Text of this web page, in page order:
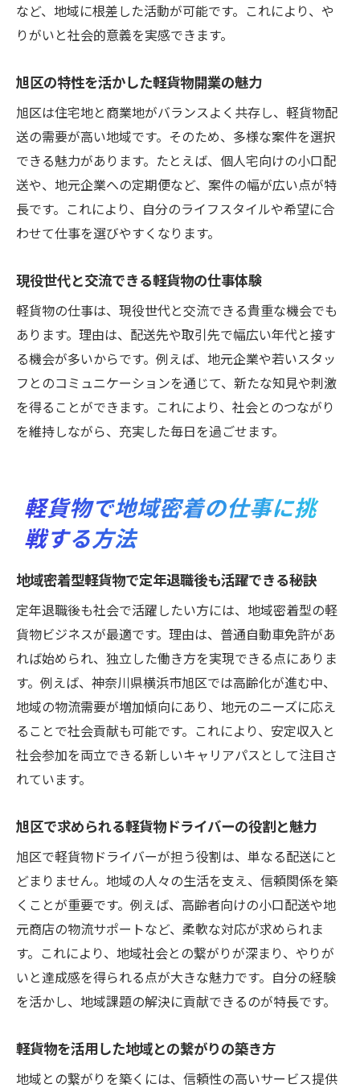
など、地域に根差した活動が可能です。これにより、や
りがいと社会的意義を実感できます。
旭区の特性を活かした軽貨物開業の魅力
旭区は住宅地と商業地がバランスよく共存し、軽貨物配
送の需要が高い地域です。そのため、多様な案件を選択
できる魅力があります。たとえば、個人宅向けの小口配
送や、地元企業への定期便など、案件の幅が広い点が特
長です。これにより、自分のライフスタイルや希望に合
わせて仕事を選びやすくなります。
現役世代と交流できる軽貨物の仕事体験
軽貨物の仕事は、現役世代と交流できる貴重な機会でも
あります。理由は、配送先や取引先で幅広い年代と接す
る機会が多いからです。例えば、地元企業や若いスタッ
フとのコミュニケーションを通じて、新たな知見や刺激
を得ることができます。これにより、社会とのつながり
を維持しながら、充実した毎日を過ごせます。
軽貨物で地域密着の仕事に挑
戦する方法
地域密着型軽貨物で定年退職後も活躍できる秘訣
定年退職後も社会で活躍したい方には、地域密着型の軽
貨物ビジネスが最適です。理由は、普通自動車免許があ
れば始められ、独立した働き方を実現できる点にありま
す。例えば、神奈川県横浜市旭区では高齢化が進む中、
地域の物流需要が増加傾向にあり、地元のニーズに応え
ることで社会貢献も可能です。これにより、安定収入と
社会参加を両立できる新しいキャリアパスとして注目さ
れています。
旭区で求められる軽貨物ドライバーの役割と魅力
旭区で軽貨物ドライバーが担う役割は、単なる配送にと
どまりません。地域の人々の生活を支え、信頼関係を築
くことが重要です。例えば、高齢者向けの小口配送や地
元商店の物流サポートなど、柔軟な対応が求められま
す。これにより、地域社会との繋がりが深まり、やりが
いと達成感を得られる点が大きな魅力です。自分の経験
を活かし、地域課題の解決に貢献できるのが特長です。
軽貨物を活用した地域との繋がりの築き方
地域との繋がりを築くには、信頼性の高いサービス提供